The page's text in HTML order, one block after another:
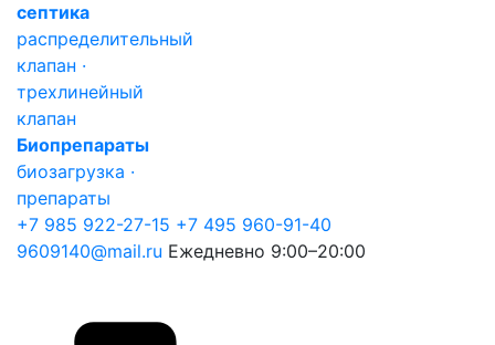
септика
распределительный
клапан ·
трехлинейный
клапан
Биопрепараты
биозагрузка ·
препараты
+7 985 922-27-15 +7 495 960-91-40
9609140@mail.ru Ежедневно 9:00–20:00